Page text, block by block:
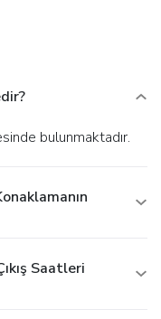
bulunmaktadır.
Saatleri